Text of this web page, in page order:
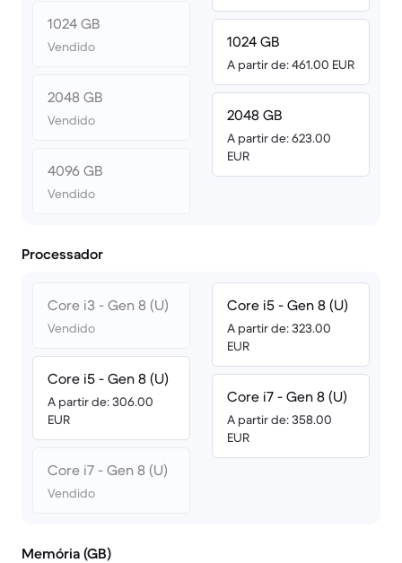
1024 GB
Vendido
2048 GB
Vendido
4096 GB
Vendido
1024 GB
A partir de: 461.00 EUR
2048 GB
A partir de: 623.00
EUR
Processador
Core i3 - Gen 8 (U)
Vendido
Core i5 - Gen 8 (U)
A partir de: 306.00
EUR
Core i7 - Gen 8 (U)
Vendido
Core i5 - Gen 8 (U)
A partir de: 323.00
EUR
Core i7 - Gen 8 (U)
A partir de: 358.00
EUR
Memória (GB)